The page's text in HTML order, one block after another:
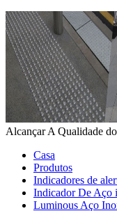
Alcançar A Qualidade
Casa
Produtos
Indicadores de
Indicador De Aço
Luminous Aço